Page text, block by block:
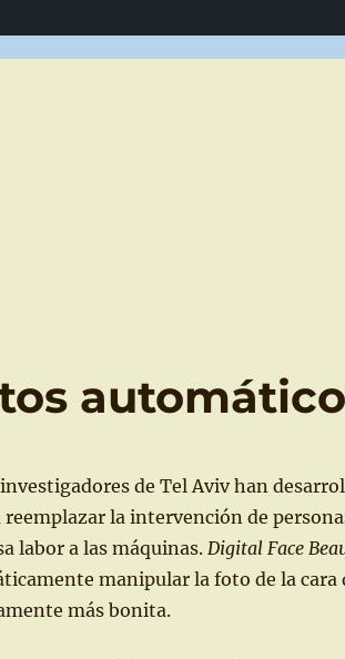
automático
de Tel Aviv han
reemplazar la intervención de
labor a las máquinas. Digital Face
manipular la foto de la cara
más bonita.